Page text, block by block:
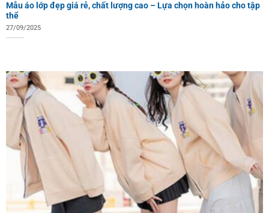
Mẫu áo lớp đẹp giá rẻ, chất lượng cao – Lựa chọn hoàn hảo cho tập
thể
27/09/2025